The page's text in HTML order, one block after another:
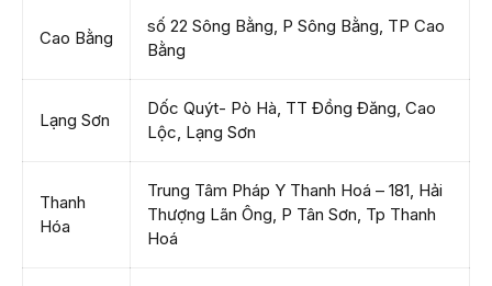
Cao Bằng
số 22 Sông Bằng, P Sông Bằng, TP Cao
Bằng
Lạng Sơn
Dốc Quýt- Pò Hà, TT Đồng Đăng, Cao
Lộc, Lạng Sơn
Thanh
Hóa
Trung Tâm Pháp Y Thanh Hoá – 181, Hải
Thượng Lãn Ông, P Tân Sơn, Tp Thanh
Hoá